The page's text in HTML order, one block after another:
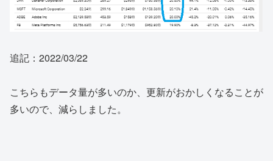
追記：2022/03/22
こちらもデータ量が多いのか、更新がおかしくなることが
多いので、減らしました。